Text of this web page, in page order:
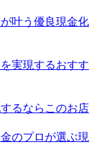
叶う優良現金化
実現するおすす
るならこのお店
のプロが選ぶ現